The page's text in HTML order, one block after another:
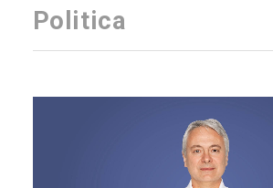
Politica